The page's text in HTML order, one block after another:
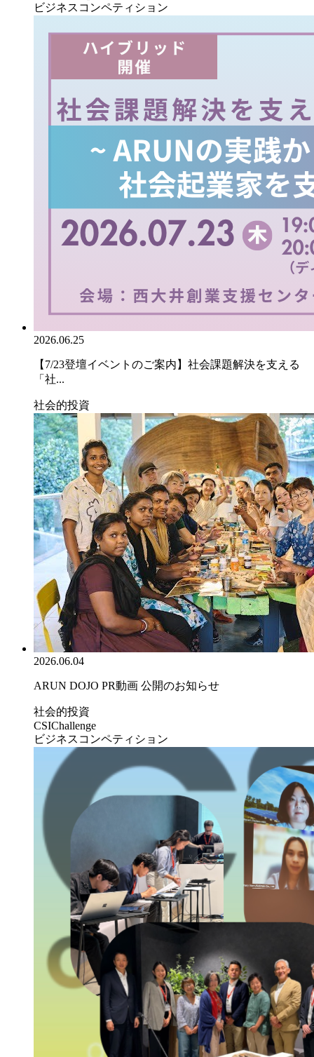
ビジネスコンペティション
2026.06.25
【7/23登壇イベントのご案内】社会課題解決を支える
「社...
社会的投資
2026.06.04
ARUN DOJO PR動画 公開のお知らせ
社会的投資
CSIChallenge
ビジネスコンペティション